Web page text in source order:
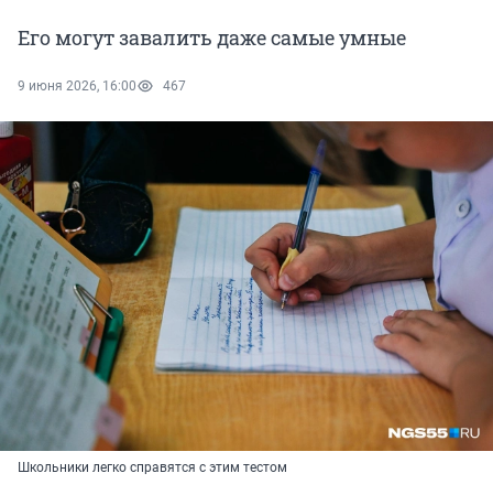
Его могут завалить даже самые умные
9 июня 2026, 16:00 467
Школьники легко справятся с этим тестом